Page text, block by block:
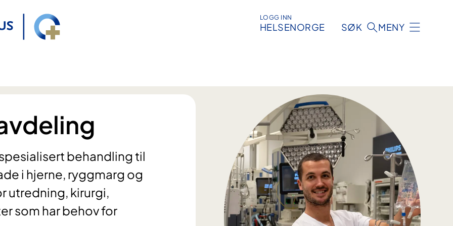
LOGG INN
HELSENORGE SØK MENY
behandling til
i hjerne, ryggmarg og
utredning, kirurgi,
som har behov for